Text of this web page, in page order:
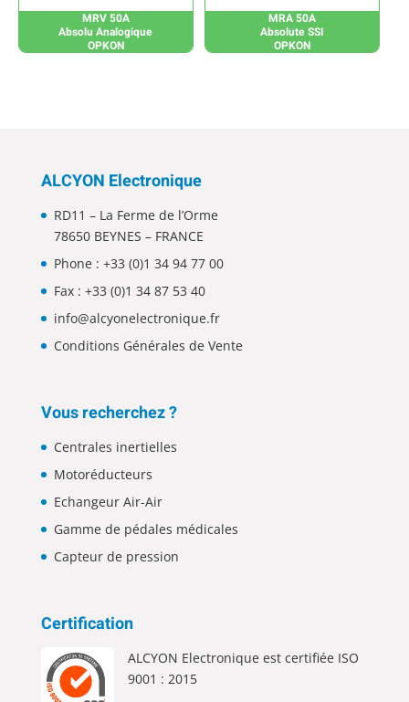
MRV 50A
Absolu Analogique
OPKON
MRA 50A
Absolute SSI
OPKON
ALCYON Electronique
RD11 – La Ferme de l’Orme
78650 BEYNES – FRANCE
Phone : +33 (0)1 34 94 77 00
Fax : +33 (0)1 34 87 53 40
info@alcyonelectronique.fr
Conditions Générales de Vente
Vous recherchez ?
Centrales inertielles
Motoréducteurs
Echangeur Air-Air
Gamme de pédales médicales
Capteur de pression
Certification
ALCYON Electronique est certifiée ISO
9001 : 2015